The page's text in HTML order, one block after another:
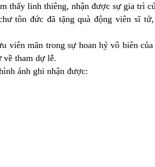
thấy linh thiêng, nhận được sự gia trì
tôn đức đã tặng quà động viên sĩ
viên mãn trong sự hoan hỷ vô biên
về tham dự lễ.
ảnh ghi nhận được: